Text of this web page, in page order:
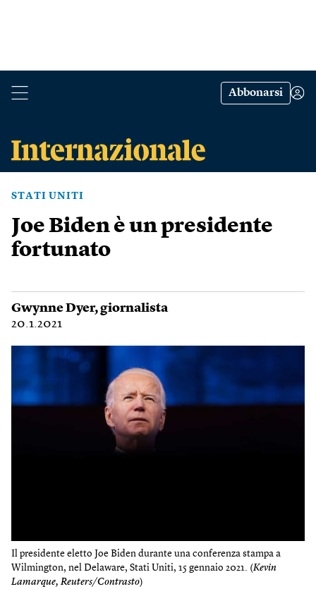
Abbonarsi
STATI UNITI
Joe Biden è un presidente
fortunato
Gwynne Dyer, giornalista
20.1.2021
Il presidente eletto Joe Biden durante una conferenza stampa a
Wilmington, nel Delaware, Stati Uniti, 15 gennaio 2021. (Kevin
Lamarque, Reuters/Contrasto)